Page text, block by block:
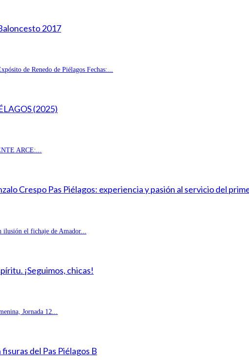
2017
de Renedo de Piélagos Fechas:...
(2025)
ARCE:...
Crespo Pas Piélagos: experiencia y pasión al servicio del
ilusión el fichaje de Amador...
¡Seguimos, chicas!
Jornada 12...
del Pas Piélagos B